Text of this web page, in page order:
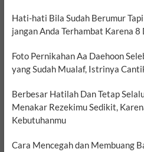
Hati-hati Bila Sudah Berumur
jangan Anda Terhambat Karena 8
Foto Pernikahan Aa Daehoon
yang Sudah Mualaf, Istrinya
Berbesar Hatilah Dan Tetap
Menakar Rezekimu Sedikit,
Kebutuhanmu
Cara Mencegah dan Membuang